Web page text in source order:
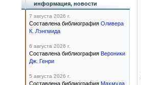
информация, новости
7 августа 2026 г.
Составлена библиография Оливера
К. Лэнгмида
6 августа 2026 г.
Составлена библиография Вероники
Дж. Генри
5 августа 2026 г.
Составлена библиография Махмуда